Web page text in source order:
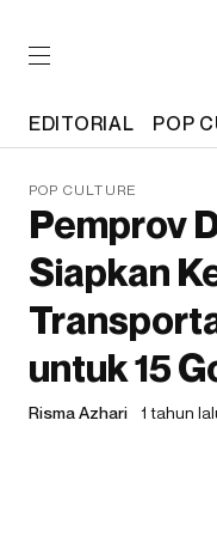
EDITORIAL POP
POP CULTURE
Pemprov
Siapkan
untuk 15
Risma Azhari 1 tahun